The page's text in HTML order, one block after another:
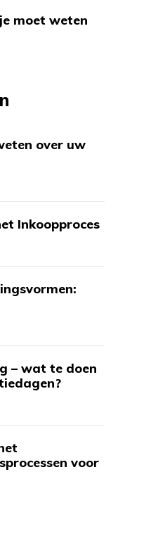
moet weten
over uw
Inkoopproces
– wat te doen
voor